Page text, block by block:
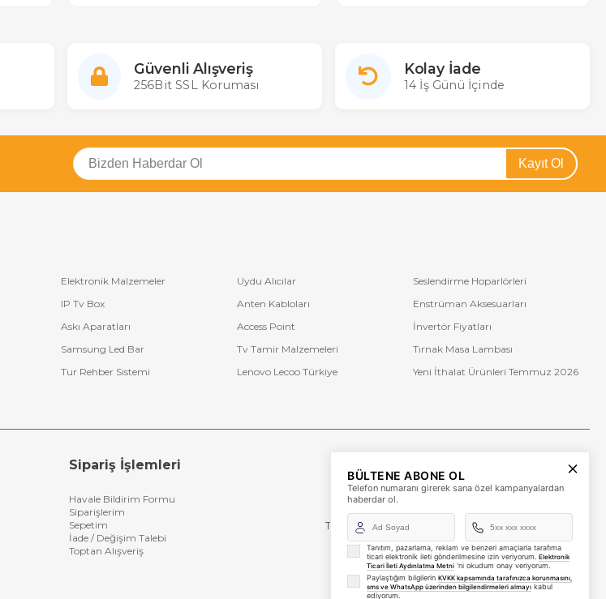
Güvenli Alışveriş
256Bit SSL Koruması
Kolay İade
14 İş Günü İçinde
Kayıt Ol
Elektronik Malzemeler Uydu Alıcılar
Seslendirme Hoparlörleri
IP Tv Box Anten Kabloları
Enstrüman Aksesuarları
Askı Aparatları Access Point
İnvertör Fiyatları
Samsung Led Bar Tv Tamir Malzemeleri
Tırnak Masa Lambası
Tur Rehber Sistemi Lenovo Lecoo Türkiye Yeni İthalat Ürünleri Temmuz 2026
Sipariş İşlemleri
Havale Bildirim Formu
Siparişlerim
Sepetim
İade / Değişim Talebi
Toptan Alışveriş
+90 (850) 473 08 08
Tevfik Bey Mah. Dr. Ali Demir Cd. No:51 Kat:2 Kobi İş
Merkezi
Küçükçekmece / İstanbul
BÜLTENE ABONE OL
Telefon numaranı girerek sana özel kampanyalardan
haberdar ol.
Tanıtım, pazarlama, reklam ve benzeri amaçlarla tarafıma
ticari elektronik ileti gönderilmesine izin veriyorum. Elektronik
Ticari İleti Aydınlatma Metni 'ni okudum onay veriyorum.
Paylaştığım bilgilerin KVKK kapsamında tarafınızca korunmasını,
sms ve WhatsApp üzerinden bilgilendirmeleri almayı kabul
ediyorum.